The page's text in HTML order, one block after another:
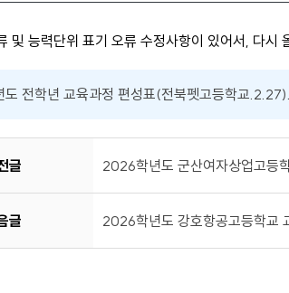
및 능력단위 표기 오류 수정사항이 있어서, 다시
전학년 교육과정 편성표(전북펫고등학교
글 2026학년도 군산여자상업고등
글 2026학년도 강호항공고등학교